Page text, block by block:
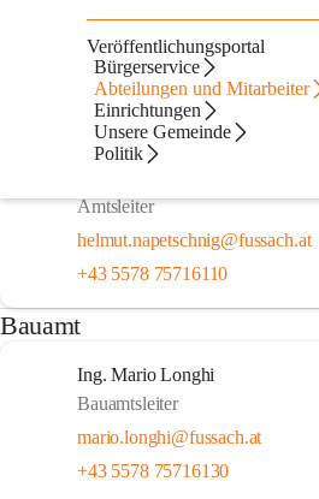
Veröffentlichungsportal
Bürgerservice
Abteilungen und Mitarbeiter
Einrichtungen
Unsere Gemeinde
Politik
Gemeindeamt
Amtsleitung
Amtsleiter
helmut.napetschnig@fussach.at
+43 5578 75716110
Bauamt
Ing. Mario Longhi
Bauamtsleiter
mario.longhi@fussach.at
+43 5578 75716130